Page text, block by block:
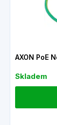
AXON PoE
Skladem